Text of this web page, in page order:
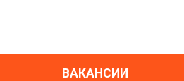
ВАКАНСИИ